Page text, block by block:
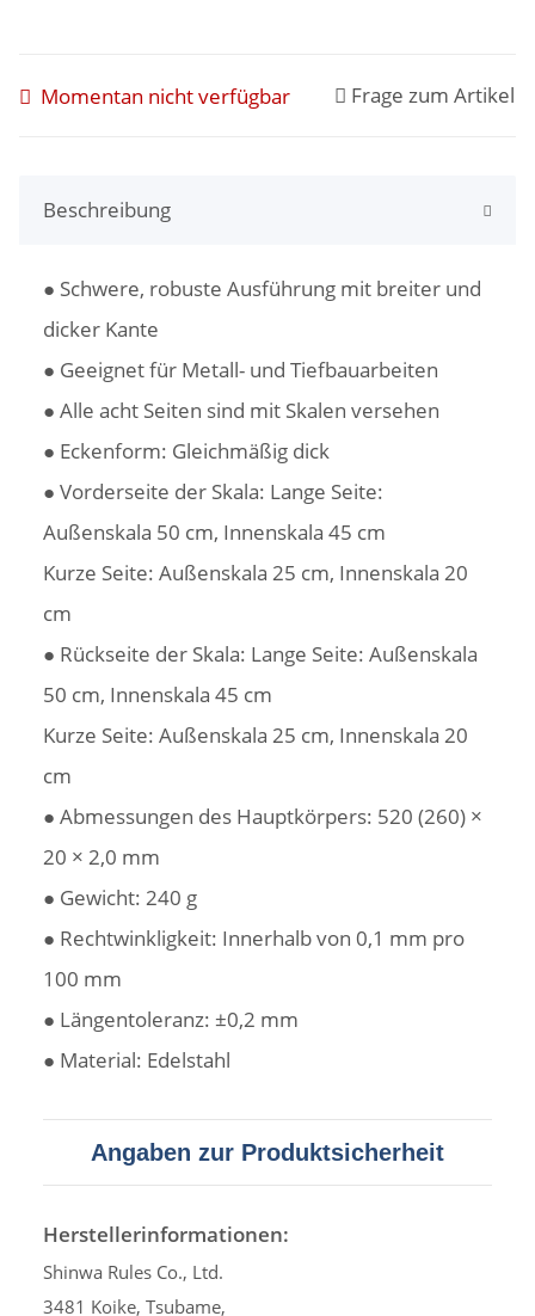
Momentan nicht verfügbar Frage zum Artikel
Beschreibung
● Schwere, robuste Ausführung mit breiter und
dicker Kante
● Geeignet für Metall- und Tiefbauarbeiten
● Alle acht Seiten sind mit Skalen versehen
● Eckenform: Gleichmäßig dick
● Vorderseite der Skala: Lange Seite:
Außenskala 50 cm, Innenskala 45 cm
Kurze Seite: Außenskala 25 cm, Innenskala 20
cm
● Rückseite der Skala: Lange Seite: Außenskala
50 cm, Innenskala 45 cm
Kurze Seite: Außenskala 25 cm, Innenskala 20
cm
● Abmessungen des Hauptkörpers: 520 (260) ×
20 × 2,0 mm
● Gewicht: 240 g
● Rechtwinkligkeit: Innerhalb von 0,1 mm pro
100 mm
● Längentoleranz: ±0,2 mm
● Material: Edelstahl
Angaben zur Produktsicherheit
Herstellerinformationen:
Shinwa Rules Co., Ltd.
3481 Koike, Tsubame,